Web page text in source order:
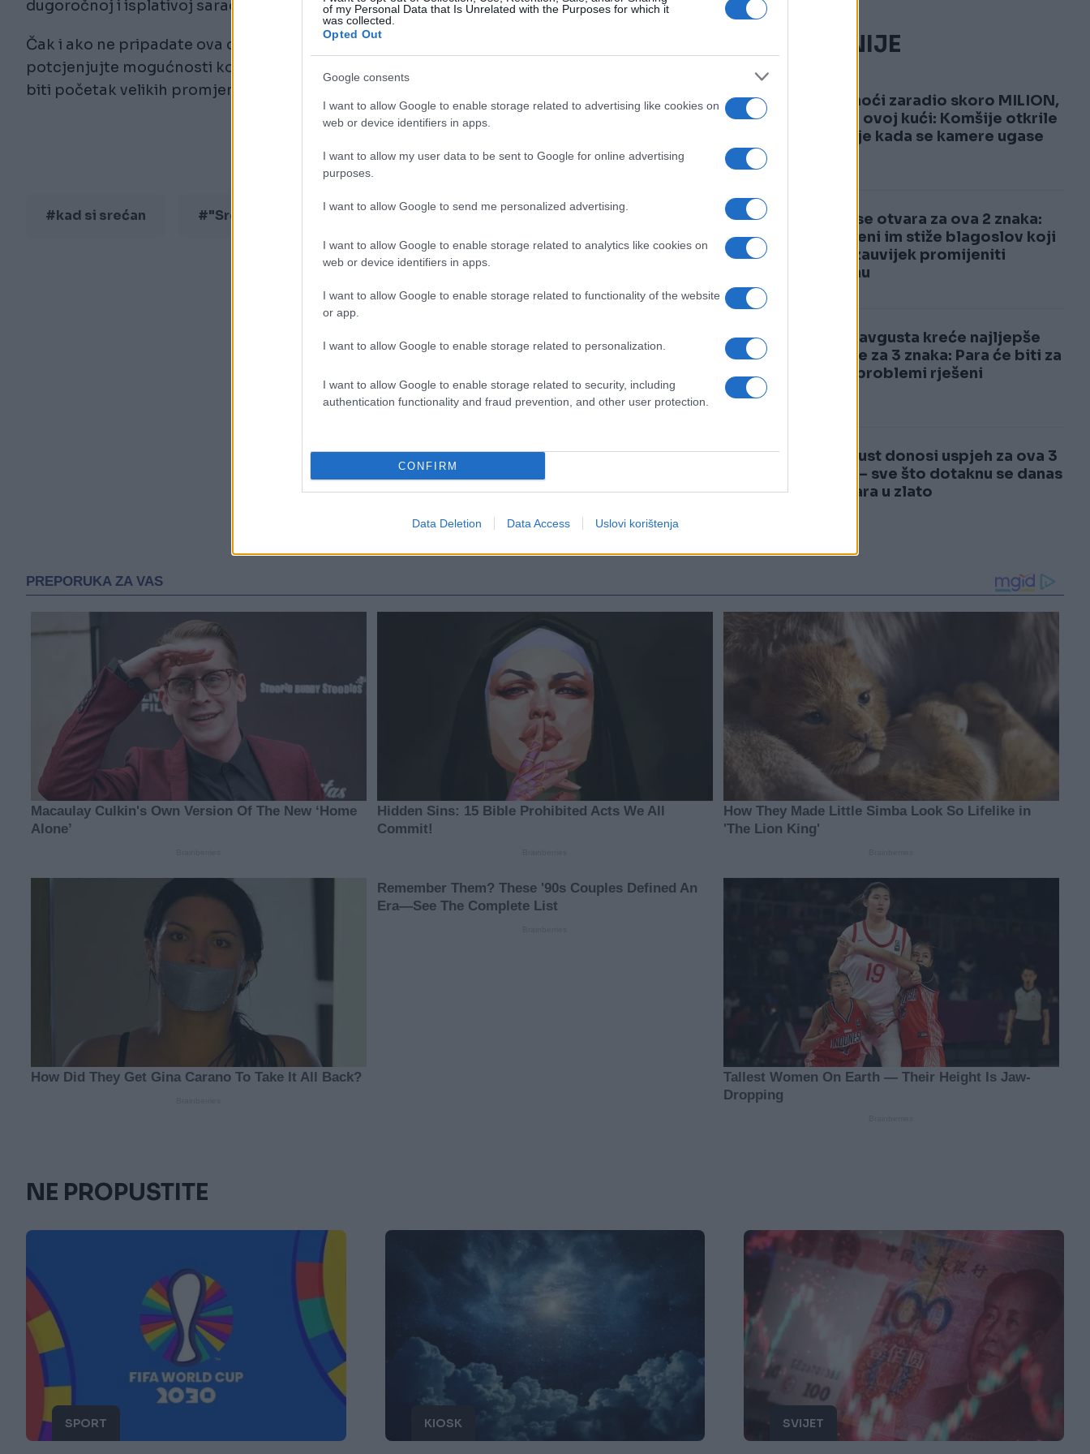
of my Personal Data that Is Unrelated with the Purposes for which it
was collected.
Opted Out
Google consents
I want to allow Google to enable storage related to advertising like cookies on
web or device identifiers in apps.
I want to allow my user data to be sent to Google for online advertising
purposes.
I want to allow Google to send me personalized advertising.
I want to allow Google to enable storage related to analytics like cookies on
web or device identifiers in apps.
I want to allow Google to enable storage related to functionality of the website
or app.
I want to allow Google to enable storage related to personalization.
I want to allow Google to enable storage related to security, including
authentication functionality and fraud prevention, and other user protection.
CONFIRM
Data Deletion Data Access Uslovi korištenja
dugoročnoj i isplativoj saradnji.
Čak i ako ne pripadate ova dva znaka, poruka je jasna – budite otvoreni za nove prilike i ne
potcjenjujte mogućnosti koje vam se nude. Ponekad upravo jedan poziv ili slučajan susret mogu
biti početak velikih promjena.
#kad si srećan #"Srećni ljudi"
NAJČITANIJE
1
Za tri noći zaradio skoro MILION,
a živi u ovoj kući: Komšije otkrile
kakav je kada se kamere ugase
2
Nebo se otvara za ova 2 znaka:
Do jeseni im stiže blagoslov koji
će im zauvijek promijeniti
sudbinu
3
Od 15. avgusta kreće najljepše
vrijeme za 3 znaka: Para će biti za
sve, a problemi rješeni
4
4. august donosi uspjeh za ova 3
znaka – sve što dotaknu se danas
pretvara u zlato
NE PROPUSTITE
SPORT KIOSK SVIJET